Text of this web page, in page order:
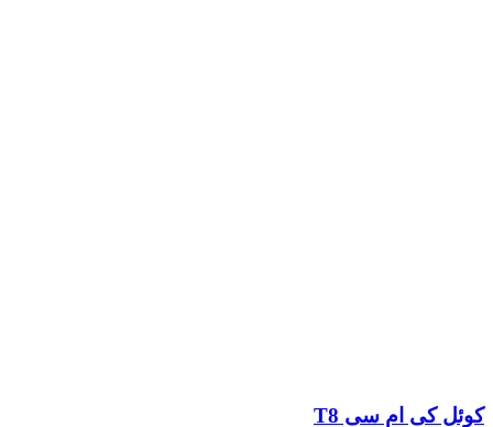
کوئل کی ام سی T8